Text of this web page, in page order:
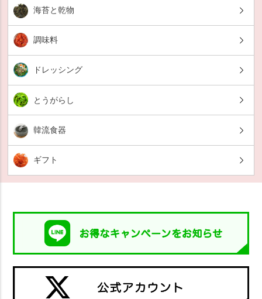
海苔と乾物
調味料
ドレッシング
とうがらし
韓流食器
ギフト